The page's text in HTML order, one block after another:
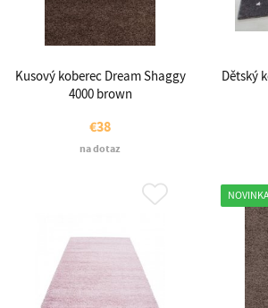
Kusový koberec Dream Shaggy
4000 brown
€38
na dotaz
Dětský